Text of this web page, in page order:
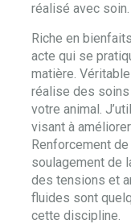
réalisé avec soin.
Riche en
acte qui se
matière.
réalise des
votre animal.
visant à
Renforcement
soulagement de
des tensions et
fluides sont
cette discipline.